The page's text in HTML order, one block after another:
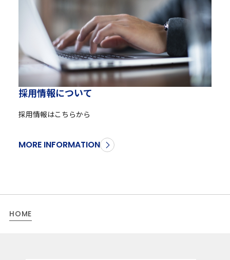
採用情報について
採用情報はこちらから
MORE INFORMATION
HOME